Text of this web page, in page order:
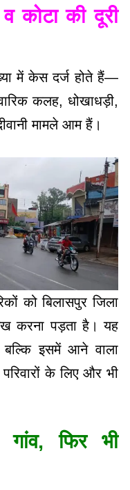
कोटा की दूरी
में केस दर्ज होते हैं—
कलह, धोखाधड़ी,
मामले आम हैं।
को बिलासपुर जिला
करना पड़ता है। यह
इसमें आने वाला
के लिए और भी
गांव, फिर भी